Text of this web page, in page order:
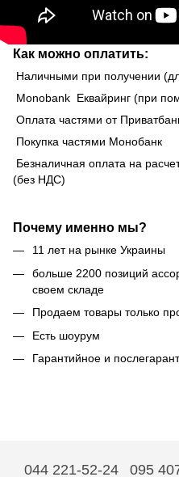
Как можно оплатить:
Наличными при получении
Monobank Еквайринг (при
Оплата частями от
Покупка частями Монобанк
Безналичная оплата на
(без НДС)
Почему именно мы?
11 лет на рынке Украины
больше 2200 позиций
своем складе
Продаем товары только
Есть шоурум
Гарантийное и
044 221-52-24 095